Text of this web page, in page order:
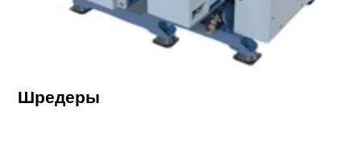
Шредеры